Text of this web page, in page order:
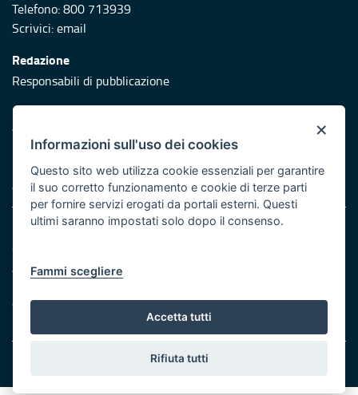
Telefono: 800 713939
Scrivici:email
Redazione
Responsabili di pubblicazione
Protezione civile
Vai al sito di Protezione Civile Puglia
Iniziativa finanziata con risorse del POR Puglia 2014/2020 -
Asse XI
Note legali
Cookie e privacy
Atti di notifica
Servizi Intranet
© Regione Puglia
×
Informazioni sull'uso dei cookies
Questo sito web utilizza cookie essenziali per garantire
il suo corretto funzionamento e cookie di terze parti
per fornire servizi erogati da portali esterni. Questi
ultimi saranno impostati solo dopo il consenso.
Fammi scegliere
Accetta tutti
Rifiuta tutti